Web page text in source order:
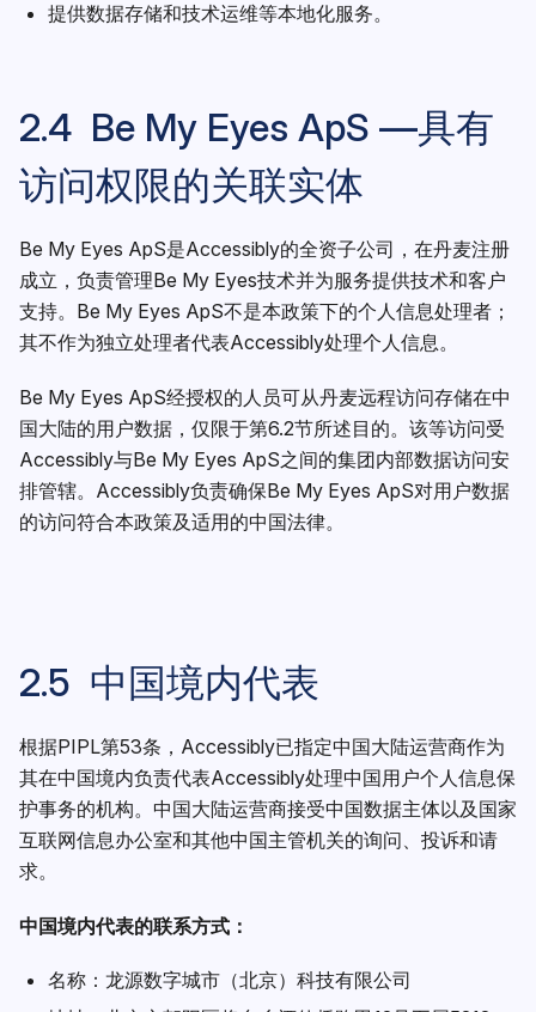
提供数据存储和技术运维等本地化服务。
2.4 Be My Eyes ApS —具有
访问权限的关联实体
Be My Eyes ApS是Accessibly的全资子公司，在丹麦注册
成立，负责管理Be My Eyes技术并为服务提供技术和客户
支持。Be My Eyes ApS不是本政策下的个人信息处理者；
其不作为独立处理者代表Accessibly处理个人信息。
Be My Eyes ApS经授权的人员可从丹麦远程访问存储在中
国大陆的用户数据，仅限于第6.2节所述目的。该等访问受
Accessibly与Be My Eyes ApS之间的集团内部数据访问安
排管辖。Accessibly负责确保Be My Eyes ApS对用户数据
的访问符合本政策及适用的中国法律。
2.5 中国境内代表
根据PIPL第53条，Accessibly已指定中国大陆运营商作为
其在中国境内负责代表Accessibly处理中国用户个人信息保
护事务的机构。中国大陆运营商接受中国数据主体以及国家
互联网信息办公室和其他中国主管机关的询问、投诉和请
求。
中国境内代表的联系方式：
名称：龙源数字城市（北京）科技有限公司